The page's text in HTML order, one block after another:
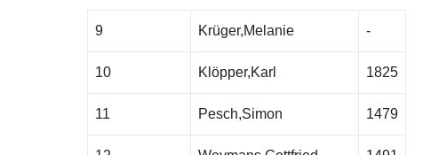
9 Krüger,Melanie -
10 Klöpper,Karl 1825
11 Pesch,Simon 1479